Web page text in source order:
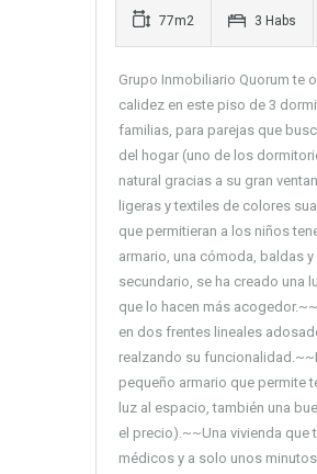
77m2 3 Habs
Grupo Inmobiliario Quorum te
calidez en este piso de 3
familias, para parejas que
del hogar (uno de los
natural gracias a su gran
ligeras y textiles de colores
que permitieran a los niños
armario, una cómoda, baldas
secundario, se ha creado una
que lo hacen más
en dos frentes lineales
realzando su
pequeño armario que permite
luz al espacio, también una
el precio).~~Una vivienda que
médicos y a solo unos